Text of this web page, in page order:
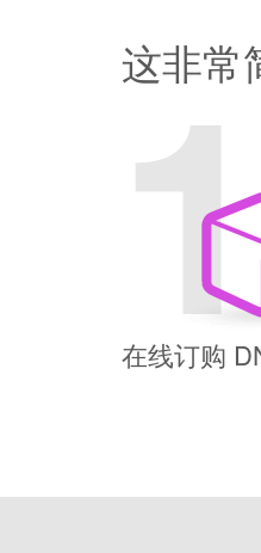
这非常
在线订购